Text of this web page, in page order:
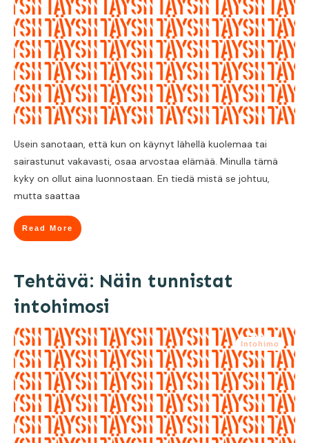
Usein sanotaan, että kun on käynyt lähellä kuolemaa tai
sairastunut vakavasti, osaa arvostaa elämää. Minulla tämä
kyky on ollut aina luonnostaan. En tiedä mistä se johtuu,
mutta saattaa
Read More
Tehtävä: Näin tunnistat
intohimosi
Intohimo